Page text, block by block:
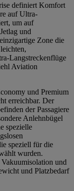
definiert Komfort
auf Ultra-
um auf
und
Zone die
Langstreckenflüge
Aviation
und Premium
erreichbar. Der
der Passagiere
Anlehnbügel
spezielle
speziell für die
wurden.
und
und Platzbedarf